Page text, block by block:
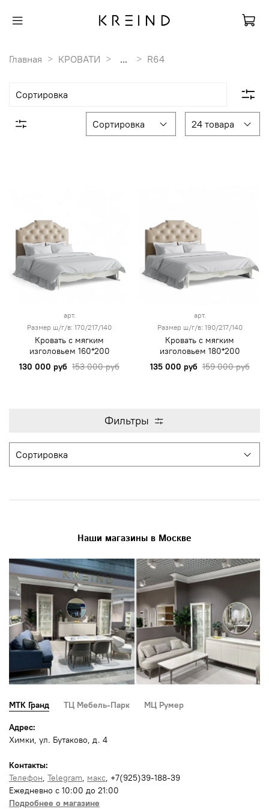
Главная КРОВАТИ ... R64
арт.
Размер ш/г/в: 170/217/140
Кровать с мягким
изголовьем 160*200
130 000 руб 153 000 руб
арт.
Размер ш/г/в: 190/217/140
Кровать с мягким
изголовьем 180*200
135 000 руб 159 000 руб
Фильтры
Наши магазины в Москве
МТК Гранд ТЦ Мебель-Парк МЦ Румер
Адрес:
Химки, ул. Бутаково, д. 4
Контакты:
Телефон, Telegram, макс, +7(925)39-188-39
Ежедневно с 10:00 до 21:00
Подробнее о магазине